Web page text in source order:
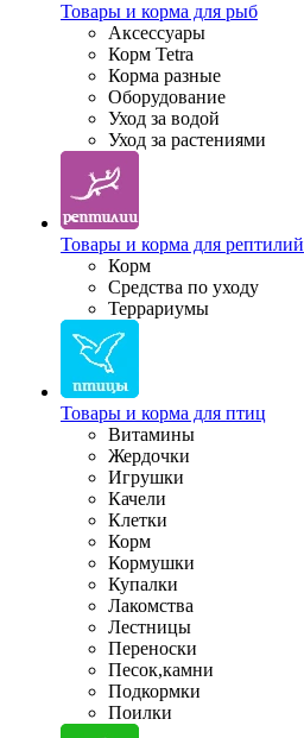
Товары и корма для рыб
Аксессуары
Корм Tetra
Корма разные
Оборудование
Уход за водой
Уход за растениями
Товары и корма для рептилий
Корм
Средства по уходу
Террариумы
Товары и корма для птиц
Витамины
Жердочки
Игрушки
Качели
Клетки
Корм
Кормушки
Купалки
Лакомства
Лестницы
Переноски
Песок,камни
Подкормки
Поилки